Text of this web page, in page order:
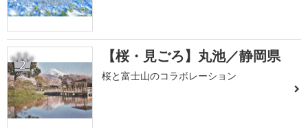
2 【桜・見ごろ】丸池／静岡県
桜と富士山のコラボレーション